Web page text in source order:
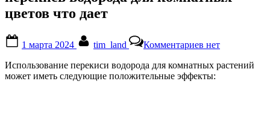
цветов что дает
on
1 марта 2024 tim_land Комментариевзаписи
водорода
для
нет
Использование перекиси водорода для комнатных растений
может иметь следующие положительные эффекты: